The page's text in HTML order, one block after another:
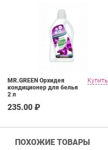
Купить
MR.GREEN Орхидея
кондиционер для белья
2 л
235.00 ₽
ПОХОЖИЕ ТОВАРЫ